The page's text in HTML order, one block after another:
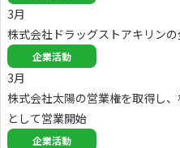
3月
株式会社ドラッグストアキリン
企業活動
3月
株式会社太陽の営業権を取得し
として営業開始
企業活動